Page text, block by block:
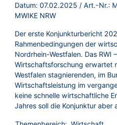
Datum: 07.02.2025 / Art.-Nr.:
MWIKE NRW
Der erste Konjunkturbericht
Rahmenbedingungen der
Nordrhein-Westfalen. Das RWI
Wirtschaftsforschung erwartet
Westfalen stagnierenden, im
Wirtschaftsleistung im
keine schnelle wirtschaftliche
Jahres soll die Konjunktur aber